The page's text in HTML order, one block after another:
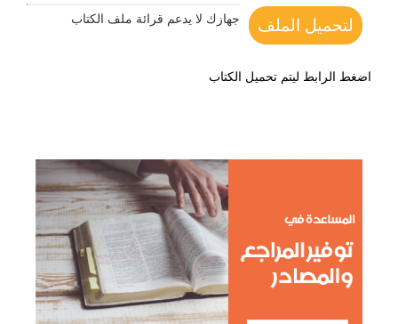
لتحميل الملف جهازك لا يدعم قرائة ملف الكتاب
اضغط الرابط ليتم تحميل الكتاب